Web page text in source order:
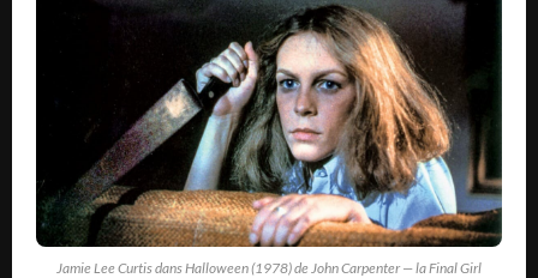
Jamie Lee Curtis dans Halloween (1978) de John Carpenter — la Final Girl